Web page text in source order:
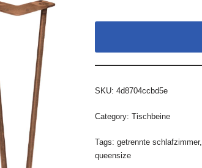
SKU: 4d8704ccbd5e
Category: Tischbeine
Tags: getrennte schlafzimmer,
queensize